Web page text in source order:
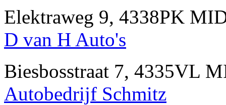
Elektraweg 9, 4338PK
D van H Auto's
Biesbosstraat 7, 4335VL
Autobedrijf Schmitz